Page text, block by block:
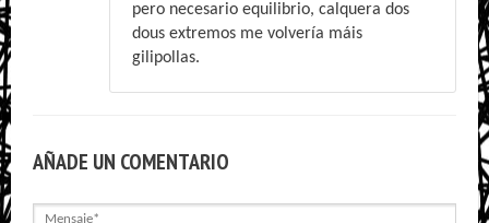
pero necesario equilibrio, calquera dos
dous extremos me volvería máis
gilipollas.
AÑADE UN COMENTARIO
Mensaje